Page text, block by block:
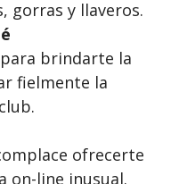
gorras y llaveros.
para brindarte la
fielmente la
ofrecerte
on-line inusual.